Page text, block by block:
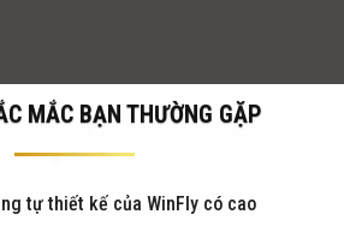
MẮC BẠN THƯỜNG GẶP
tự thiết kế của WinFly có cao